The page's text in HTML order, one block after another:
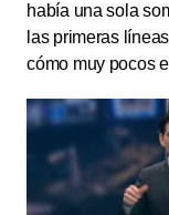
había una sola
las primeras
cómo muy pocos